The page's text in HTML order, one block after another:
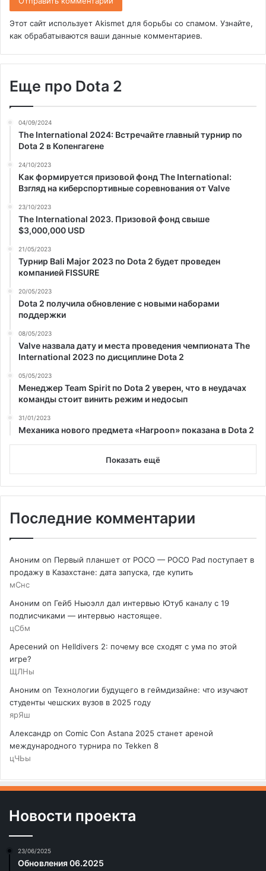
Этот сайт использует Akismet для борьбы со спамом. Узнайте,
как обрабатываются ваши данные комментариев.
Еще про Dota 2
04/09/2024
The International 2024: Встречайте главный турнир по
Dota 2 в Копенгагене
24/10/2023
Как формируется призовой фонд The International:
Взгляд на киберспортивные соревнования от Valve
23/10/2023
The International 2023. Призовой фонд свыше
$3,000,000 USD
21/05/2023
Турнир Bali Major 2023 по Dota 2 будет проведен
компанией FISSURE
20/05/2023
Dota 2 получила обновление с новыми наборами
поддержки
08/05/2023
Valve назвала дату и места проведения чемпионата The
International 2023 по дисциплине Dota 2
05/05/2023
Менеджер Team Spirit по Dota 2 уверен, что в неудачах
команды стоит винить режим и недосып
31/01/2023
Механика нового предмета «Harpoon» показана в Dota 2
Показать ещё
Последние комментарии
Аноним on Первый планшет от POCO — POCO Pad поступает в
продажу в Казахстане: дата запуска, где купить
мСнс
Аноним on Гейб Ньюэлл дал интервью Ютуб каналу с 19
подписчиками — интервью настоящее.
цСбм
Аресений on Helldivers 2: почему все сходят с ума по этой
игре?
ЩЛНы
Аноним on Технологии будущего в геймдизайне: что изучают
студенты чешских вузов в 2025 году
ярЯш
Александр on Comic Con Astana 2025 станет ареной
международного турнира по Tekken 8
цЧЬы
Новости проекта
23/06/2025
Обновления 06.2025